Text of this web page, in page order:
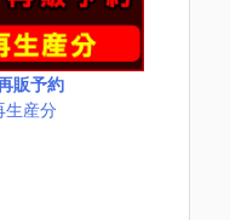
販予約
生産分